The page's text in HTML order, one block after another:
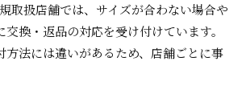
取扱店舗では、サイズが合わない場合や
換・返品の対応を受け付けています。
方法には違いがあるため、店舗ごとに事